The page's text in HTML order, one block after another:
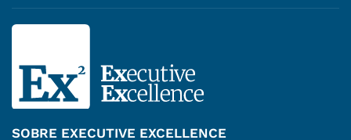
SOBRE EXECUTIVE EXCELLENCE